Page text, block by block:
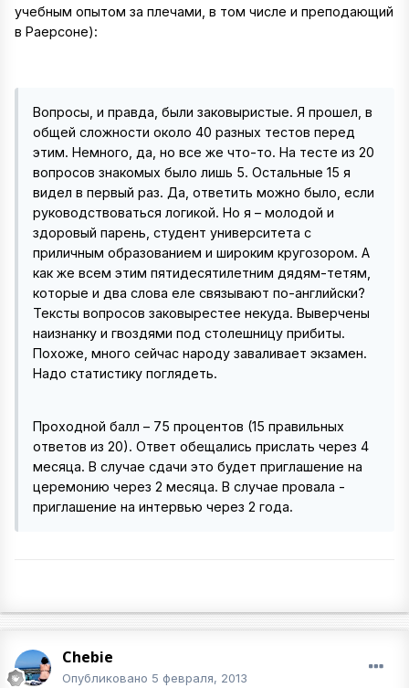
учебным опытом за плечами, в том числе и преподающий
в Раерсоне):
Вопросы, и правда, были заковыристые. Я прошел, в
общей сложности около 40 разных тестов перед
этим. Немного, да, но все же что-то. На тесте из 20
вопросов знакомых было лишь 5. Остальные 15 я
видел в первый раз. Да, ответить можно было, если
руководствоваться логикой. Но я – молодой и
здоровый парень, студент университета с
приличным образованием и широким кругозором. А
как же всем этим пятидесятилетним дядям-тетям,
которые и два слова еле связывают по-английски?
Тексты вопросов заковырестее некуда. Выверчены
наизнанку и гвоздями под столешницу прибиты.
Похоже, много сейчас народу заваливает экзамен.
Надо статистику поглядеть.
Проходной балл – 75 процентов (15 правильных
ответов из 20). Ответ обещались прислать через 4
месяца. В случае сдачи это будет приглашение на
церемонию через 2 месяца. В случае провала -
приглашение на интервью через 2 года.
Chebie
Опубликовано 5 февраля, 2013